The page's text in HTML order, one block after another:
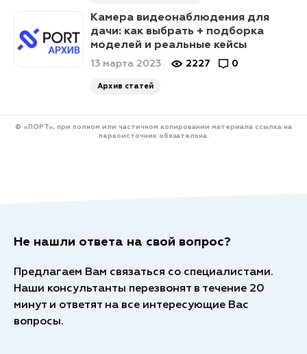
Камера видеонаблюдения для
дачи: как выбрать + подборка
моделей и реальные кейсы
13 марта 2023 2227 0
Архив статей
© «ПОРТ», при полном или частичном копировании материала ссылка на
первоисточник обязательна.
Не нашли ответа на свой вопрос?
Предлагаем Вам связаться со специалистами.
Наши консультанты перезвонят в течение 20
минут и ответят на все интересующие Вас
вопросы.